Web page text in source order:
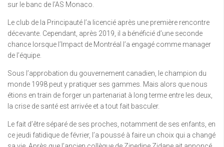
sur le banc de l’AS Monaco.
Le club de la Principauté l’a licencié après une première rencontre
décevante. Cependant, après 2019, il a bénéficié d’une seconde
chance lorsque l’Impact de Montréal l’a engagé comme manager
de l’équipe.
Sous l’approbation du gouvernement canadien, le champion du
monde 1998 peut y pratiquer ses gammes. Mais alors que nous
étions en train de forger un partenariat à long terme entre les deux,
la crise de santé est arrivée et a tout fait basculer.
Le fait d’être séparé de ses proches, notamment de ses enfants, en
ce jeudi fatidique de février, l’a poussé à faire un choix qui a changé